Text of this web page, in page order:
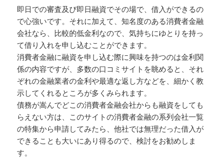
即日での審査及び即日融資でその場で、借入ができるの
で心強いです。それに加えて、知名度のある消費者金融
会社なら、比較的低金利なので、気持ちにゆとりを持っ
て借り入れを申し込むことができます。
消費者金融に融資を申し込む際に興味を持つのは金利関
係の内容ですが、多数の口コミサイトを眺めると、それ
ぞれの金融業者の金利や最適な返し方などを、細かく教
示してくれるところが多くみられます。
債務が嵩んでどこの消費者金融会社からも融資をしても
らえない方は、このサイトの消費者金融の系列会社一覧
の特集から申請してみたら、他社では無理だった借入が
できることも大いにあり得るので、検討をお勧めしま
す。